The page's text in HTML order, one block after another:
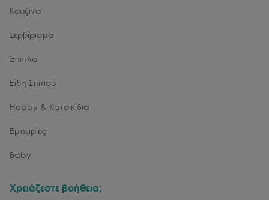
Κουζίνα
Σερβίρισμα
Έπιπλα
Είδη Σπιτιού
Hobby & Κατοικίδια
Εμπειρίες
Baby
Χρειάζεστε βοήθεια;